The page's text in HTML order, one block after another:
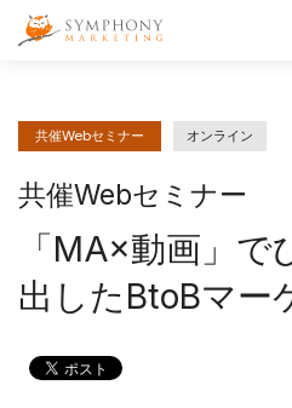
メインコンテンツへ移動
共催Webセミナー オンライン
共催Webセミナー
「MA×動画」
出したBtoBマー